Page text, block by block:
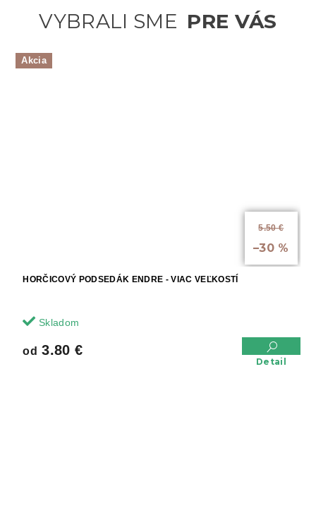
Akcia
5.50 €
–30 %
HORČICOVÝ PODSEDÁK ENDRE - VIAC VEĽKOSTÍ
Skladom
od 3.80 €
Detail